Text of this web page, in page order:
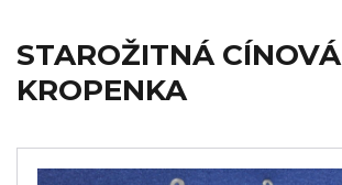
STAROŽITNÁ CÍNOVÁ
KROPENKA